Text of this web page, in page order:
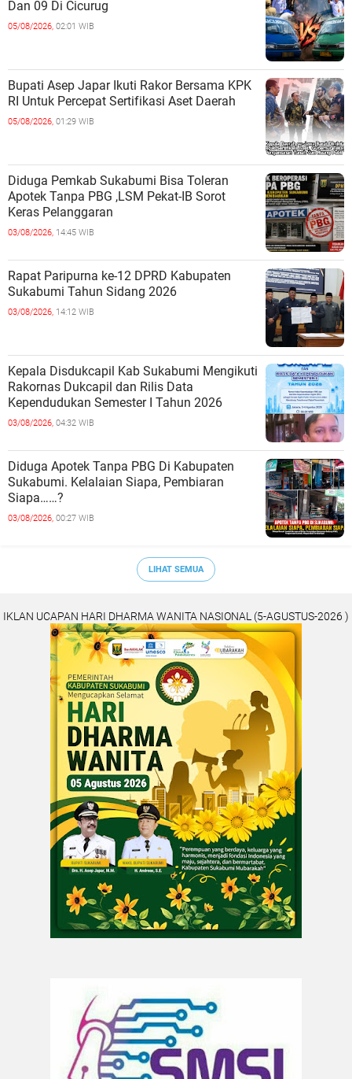
Dan 09 Di Cicurug
05/08/2026, 02:01 WIB
Bupati Asep Japar Ikuti Rakor Bersama KPK
RI Untuk Percepat Sertifikasi Aset Daerah
05/08/2026, 01:29 WIB
Diduga Pemkab Sukabumi Bisa Toleran
Apotek Tanpa PBG ,LSM Pekat-IB Sorot
Keras Pelanggaran
03/08/2026, 14:45 WIB
Rapat Paripurna ke-12 DPRD Kabupaten
Sukabumi Tahun Sidang 2026
03/08/2026, 14:12 WIB
Kepala Disdukcapil Kab Sukabumi Mengikuti
Rakornas Dukcapil dan Rilis Data
Kependudukan Semester I Tahun 2026
03/08/2026, 04:32 WIB
Diduga Apotek Tanpa PBG Di Kabupaten
Sukabumi. Kelalaian Siapa, Pembiaran
Siapa……?
03/08/2026, 00:27 WIB
LIHAT SEMUA
IKLAN UCAPAN HARI DHARMA WANITA NASIONAL (5-AGUSTUS-2026 )